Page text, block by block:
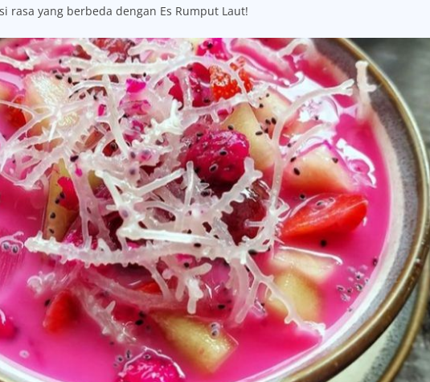
rasa yang berbeda dengan Es Rumput Laut!